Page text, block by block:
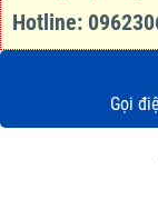
Hotline:
Gọi